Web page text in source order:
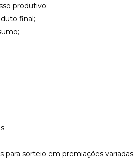
produtivo;
final;
para sorteio em premiações variadas.